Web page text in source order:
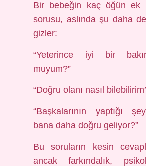
Bir bebeğin kaç öğün ek
sorusu, aslında şu daha
gizler:
“Yeterince iyi bir
muyum?”
“Doğru olanı nasıl
“Başkalarının yaptığı
bana daha doğru geliyor?”
Bu soruların kesin
ancak farkındalık,